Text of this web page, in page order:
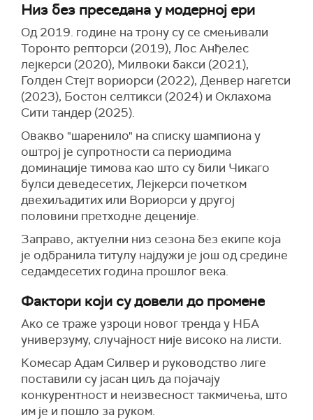
Низ без преседана у модерној ери
Од 2019. године на трону су се смењивали
Торонто репторси (2019), Лос Анђелес
лејкерси (2020), Милвоки бакси (2021),
Голден Стејт вориорси (2022), Денвер нагетси
(2023), Бостон селтикси (2024) и Оклахома
Сити тандер (2025).
Овакво "шаренило" на списку шампиона у
оштрој је супротности са периодима
доминације тимова као што су били Чикаго
булси деведесетих, Лејкерси почетком
двехиљадитих или Вориорси у другој
половини претходне деценије.
Заправо, актуелни низ сезона без екипе која
је одбранила титулу најдужи је још од средине
седамдесетих година прошлог века.
Фактори који су довели до промене
Ако се траже узроци новог тренда у НБА
универзуму, случајност није високо на листи.
Комесар Адам Силвер и руководство лиге
поставили су јасан циљ да појачају
конкурентност и неизвесност такмичења, што
им је и пошло за руком.